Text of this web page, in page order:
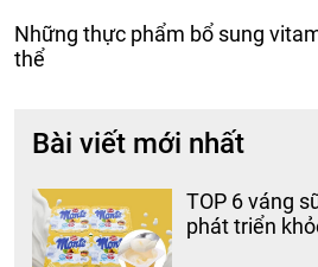
Những thực phẩm bổ sung
thể
Bài viết mới nhất
TOP 6 váng
phát triển